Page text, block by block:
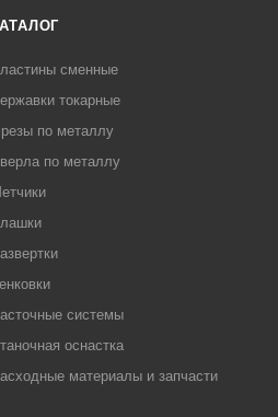
сменные
токарные
по металлу
по металлу
системы
оснастка
материалы и запчасти